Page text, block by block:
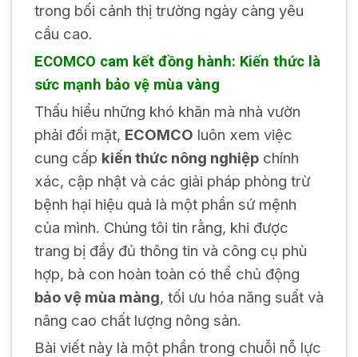
trong bối cảnh thị trường ngày càng yêu
cầu cao.
ECOMCO cam kết đồng hành: Kiến thức là
sức mạnh bảo vệ mùa vàng
Thấu hiểu những khó khăn mà nhà vườn
phải đối mặt, ECOMCO luôn xem việc
cung cấp kiến thức nông nghiệpchính
xác, cập nhật và các giải pháp phòng trừ
bệnh hại hiệu quả là một phần sứ mệnh
của mình. Chúng tôi tin rằng, khi được
trang bị đầy đủ thông tin và công cụ phù
hợp, bà con hoàn toàn có thể chủ động
bảo vệ mùa màng, tối ưu hóa năng suất và
nâng cao chất lượng nông sản.
Bài viết này là một phần trong chuỗi nỗ lực